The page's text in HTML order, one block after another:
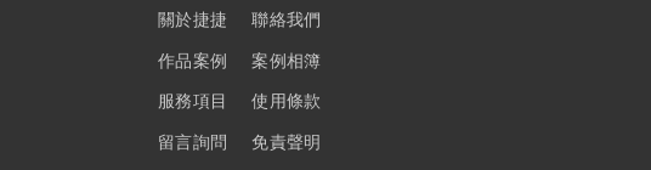
關於捷捷
作品案例
服務項目
留言詢問
聯絡我們
案例相簿
使用條款
免責聲明